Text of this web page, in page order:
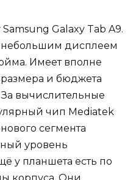
Galaxy Tab A9.
небольшим дисплеем
Имеет вполне
и бюджета
вычислительные
чип Mediatek
сегмента
уровень
у планшета есть по
корпуса. Они